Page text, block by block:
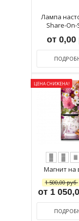
Лампа
Share-On-
от 0,00
ЦЕНА СНИЖЕНА!
Магнит на
1 500,00 руб
от 1